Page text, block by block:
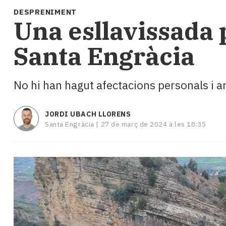
i
Cultura
Esports
Mai
tant!
i
El
temps
Enquestes
A
escena!
Dis
la
teva!
DESPRENIMENT
Una esllavissada
Santa Engràcia
No hi han hagut afectacions personals i
JORDI UBACH LLORENS
Santa Engràcia | 27 de març de 2024 a les 18:35